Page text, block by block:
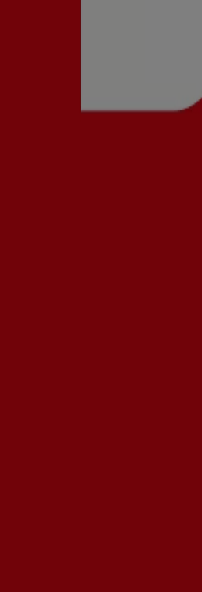
De San José,
Hiper-
física está ubicada en
la información actualizada
a los últimos catálogos de
en
visitar la tienda de